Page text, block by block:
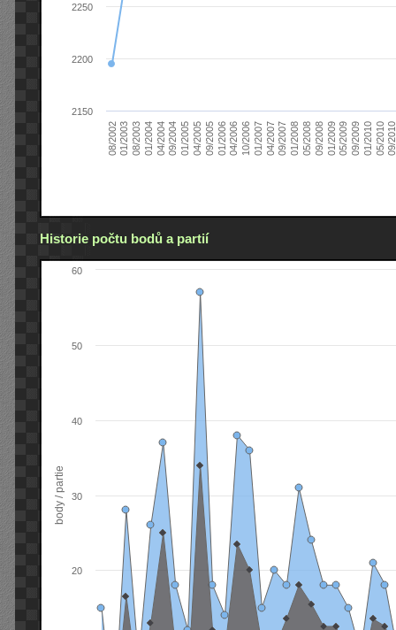
08/200201/200308/200301/200404/200409/200401/200504/200509/200501/200604/200610/200601/200704/200709/200701/200805/200809/200801/200905/200909/200901/201005/201009/
2150
2200
2250
Historie počtu bodů a partií
body / partie
20
30
40
50
60